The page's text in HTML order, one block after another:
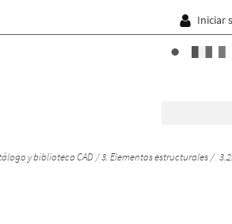
Iniciar
y biblioteca CAD 3. Elementos estructurales